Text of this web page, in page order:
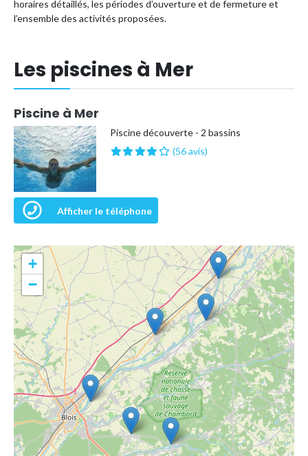
horaires détaillés, les périodes d’ouverture et de fermeture et
l’ensemble des activités proposées.
Les piscines à Mer
Piscine à Mer
Piscine découverte - 2 bassins
(56 avis)
Afficher le téléphone
+
−